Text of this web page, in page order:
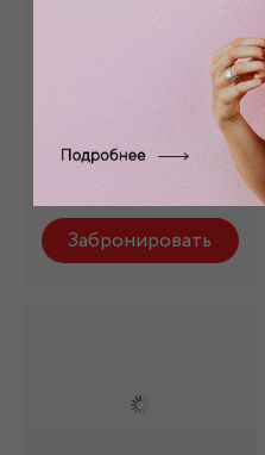
Состав: 95% п/э, 5%
Забронировать